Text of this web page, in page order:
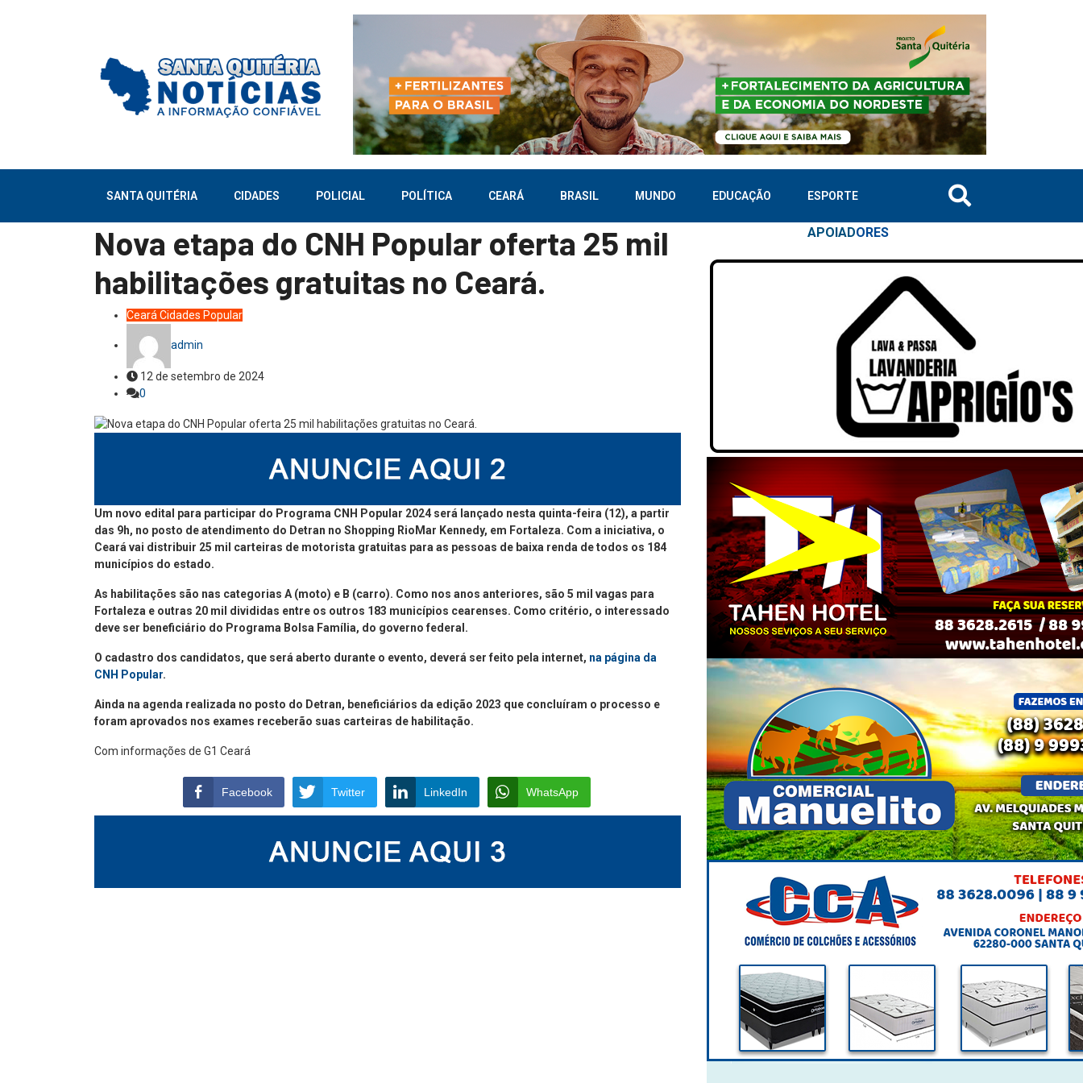
SANTA QUITÉRIA CIDADES POLICIAL POLÍTICA CEARÁ BRASIL MUNDO EDUCAÇÃO ESPORTE
Nova etapa do CNH Popular oferta 25 mil
habilitações gratuitas no Ceará.
Ceará Cidades Popular
admin
12 de setembro de 2024
0
Um novo edital para participar do Programa CNH Popular 2024 será lançado nesta quinta-feira (12), a partir
das 9h, no posto de atendimento do Detran no Shopping RioMar Kennedy, em Fortaleza. Com a iniciativa, o
Ceará vai distribuir 25 mil carteiras de motorista gratuitas para as pessoas de baixa renda de todos os 184
municípios do estado.
As habilitações são nas categorias A (moto) e B (carro). Como nos anos anteriores, são 5 mil vagas para
Fortaleza e outras 20 mil divididas entre os outros 183 municípios cearenses. Como critério, o interessado
deve ser beneficiário do Programa Bolsa Família, do governo federal.
O cadastro dos candidatos, que será aberto durante o evento, deverá ser feito pela internet, na página da
CNH Popular.
Ainda na agenda realizada no posto do Detran, beneficiários da edição 2023 que concluíram o processo e
foram aprovados nos exames receberão suas carteiras de habilitação.
Com informações de G1 Ceará
Facebook Twitter LinkedIn WhatsApp
APOIADORES